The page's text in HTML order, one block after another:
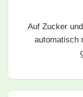
Auf Zucker
automatisch